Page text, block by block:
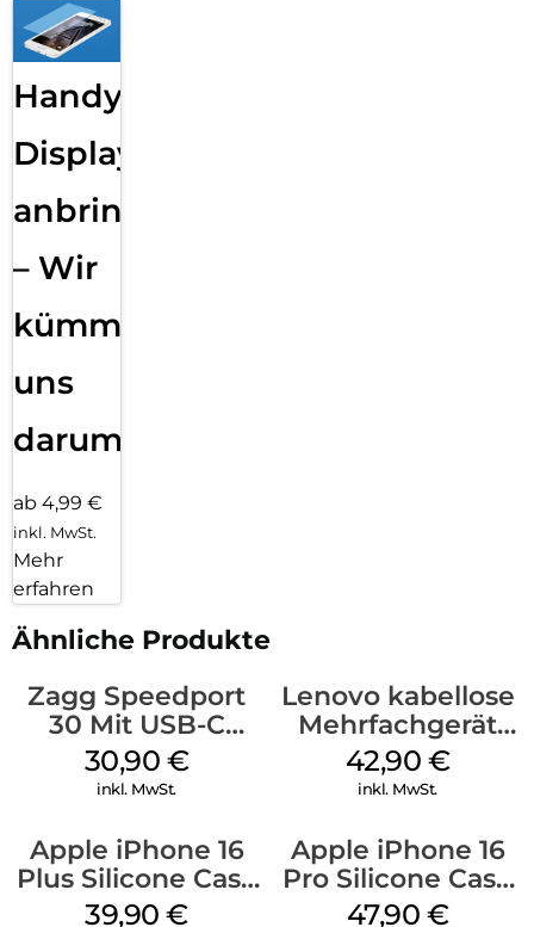
Handy
Displayfolie
anbringen
– Wir
kümmern
uns
darum!
ab 4,99 €
inkl. MwSt.
Mehr
erfahren
Ähnliche Produkte
Zagg Speedport
30 Mit USB-C
Kabel Weiß
30,90 €
inkl. MwSt.
Lenovo kabellose
Mehrfachgerät
Luna Grey
42,90 €
inkl. MwSt.
Apple iPhone 16
Plus Silicone Case
MagSafe Plum
39,90€
Apple iPhone 16
Pro Silicone Case
MagSafe Denim
47,90 €